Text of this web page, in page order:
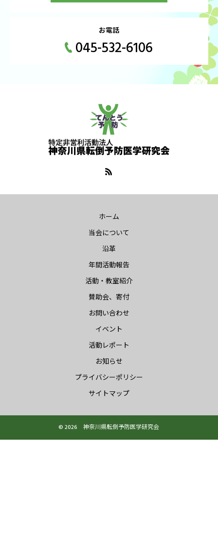
お電話
045-532-6106
ホーム
当会について
沿革
年間活動報告
活動・教室紹介
賛助会、寄付
お問い合わせ
イベント
活動レポート
お知らせ
プライバシーポリシー
サイトマップ
© 2026 神奈川県転倒予防医学研究会